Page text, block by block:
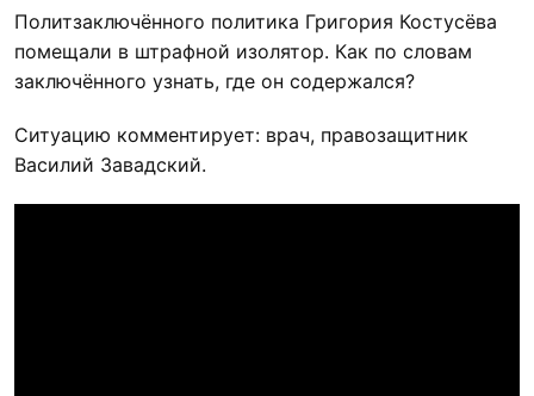
Политзаключённого политика Григория Костусёва
помещали в штрафной изолятор. Как по словам
заключённого узнать, где он содержался?
Ситуацию комментирует: врач, правозащитник
Василий Завадский.